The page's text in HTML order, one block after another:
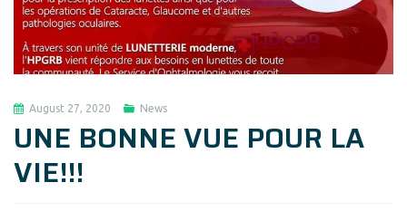
August 27, 2020 News
UNE BONNE VUE POUR LA
VIE!!!